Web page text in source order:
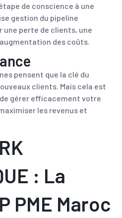
de conscience à une
gestion du pipeline
perte de clients, une
des coûts.
pensent que la clé du
clients. Mais cela est
gérer efficacement votre
les revenus et
: La
PME Maroc